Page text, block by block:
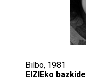
Bilbo, 1981
EIZIEko bazkide